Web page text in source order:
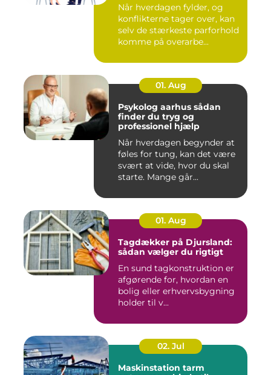
Når hverdagen fylder, og
konflikterne tager over, kan
selv de stærkeste parforhold
komme på overarbe...
01. Aug
Psykolog aarhus sådan
finder du tryg og
professionel hjælp
Når hverdagen begynder at
føles for tung, kan det være
svært at vide, hvor du skal
starte. Mange går...
01. Aug
Tagdækker på Djursland:
sådan vælger du rigtigt
En sund tagkonstruktion er
afgørende for, hvordan en
bolig eller erhvervsbygning
holder til v...
02. Jul
Maskinstation tarm